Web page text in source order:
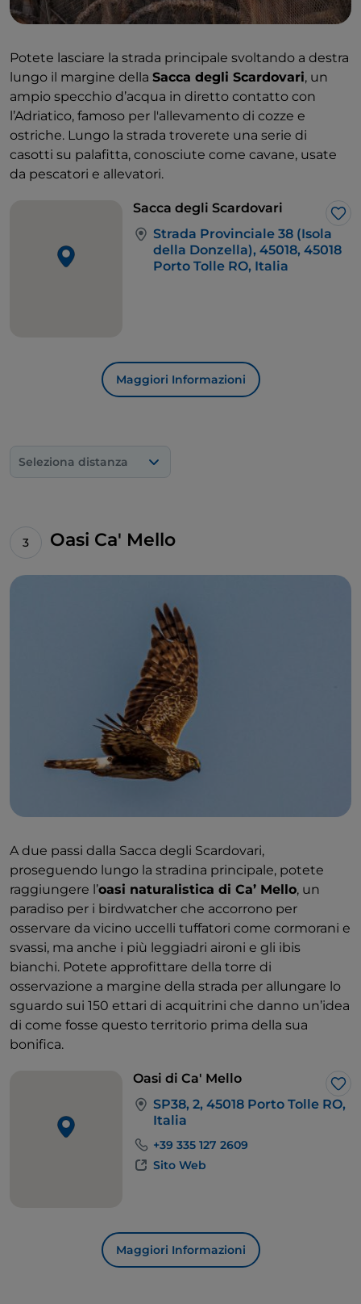
Potete lasciare la strada principale svoltando a destra
lungo il margine della Sacca degli Scardovari, un
ampio specchio d’acqua in diretto contatto con
l’Adriatico, famoso per l'allevamento di cozze e
ostriche. Lungo la strada troverete una serie di
casotti su palafitta, conosciute come cavane, usate
da pescatori e allevatori.
Sacca degli Scardovari
Strada Provinciale 38 (Isola
della Donzella), 45018, 45018
Porto Tolle RO, Italia
Maggiori Informazioni
Seleziona distanza
Oasi Ca' Mello
A due passi dalla Sacca degli Scardovari,
proseguendo lungo la stradina principale, potete
raggiungere l’oasi naturalistica di Ca’ Mello, un
paradiso per i birdwatcher che accorrono per
osservare da vicino uccelli tuffatori come cormorani e
svassi, ma anche i più leggiadri aironi e gli ibis
bianchi. Potete approfittare della torre di
osservazione a margine della strada per allungare lo
sguardo sui 150 ettari di acquitrini che danno un’idea
di come fosse questo territorio prima della sua
bonifica.
Oasi di Ca' Mello
SP38, 2, 45018 Porto Tolle RO,
Italia
+39 335 127 2609
Sito Web
Maggiori Informazioni